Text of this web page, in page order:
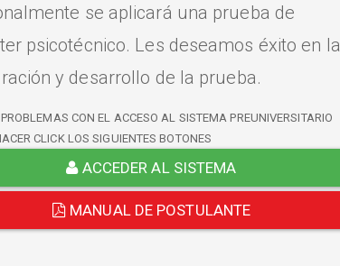
se aplicará una prueba de
psicotécnico. Les deseamos éxito en la
y desarrollo de la prueba.
CON EL ACCESO AL SISTEMA PREUNIVERSITARIO
CLICK LOS SIGUIENTES BOTONES
ACCEDER AL SISTEMA
MANUAL DE POSTULANTE